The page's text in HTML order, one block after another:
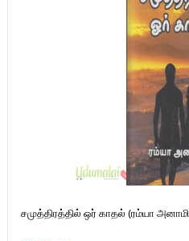
சமுத்திரத்தில் ஒர் காதல் (ரம்யா